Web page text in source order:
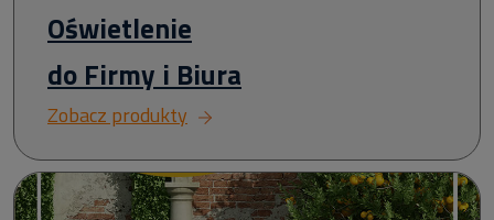
Oświetlenie
do Firmy i Biura
Zobacz produkty